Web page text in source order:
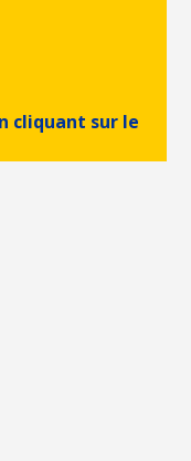
cliquant sur le